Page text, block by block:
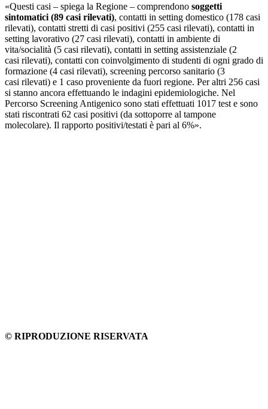
«Questi casi – spiega la Regione – comprendono soggetti
sintomatici (89 casi rilevati), contatti in setting domestico (178 casi
rilevati), contatti stretti di casi positivi (255 casi rilevati), contatti in
setting lavorativo (27 casi rilevati), contatti in ambiente di
vita/socialità (5 casi rilevati), contatti in setting assistenziale (2
casi rilevati), contatti con coinvolgimento di studenti di ogni grado di
formazione (4 casi rilevati), screening percorso sanitario (3
casi rilevati) e 1 caso proveniente da fuori regione. Per altri 256 casi
si stanno ancora effettuando le indagini epidemiologiche. Nel
Percorso Screening Antigenico sono stati effettuati 1017 test e sono
stati riscontrati 62 casi positivi (da sottoporre al tampone
molecolare). Il rapporto positivi/testati è pari al 6%».
© RIPRODUZIONE RISERVATA